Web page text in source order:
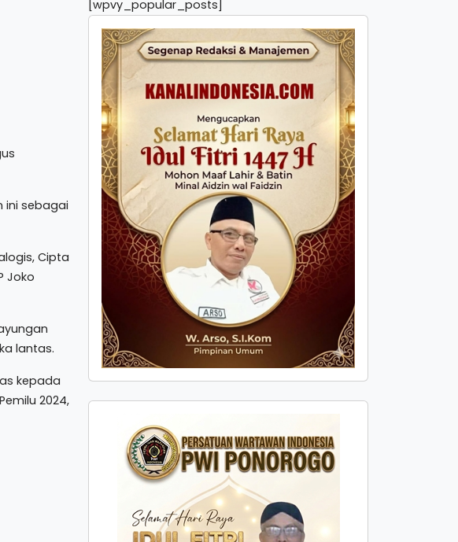
ini sebagai
Cipta
Joko
lantas.
kepada
2024,
[wpvy_popular_posts]